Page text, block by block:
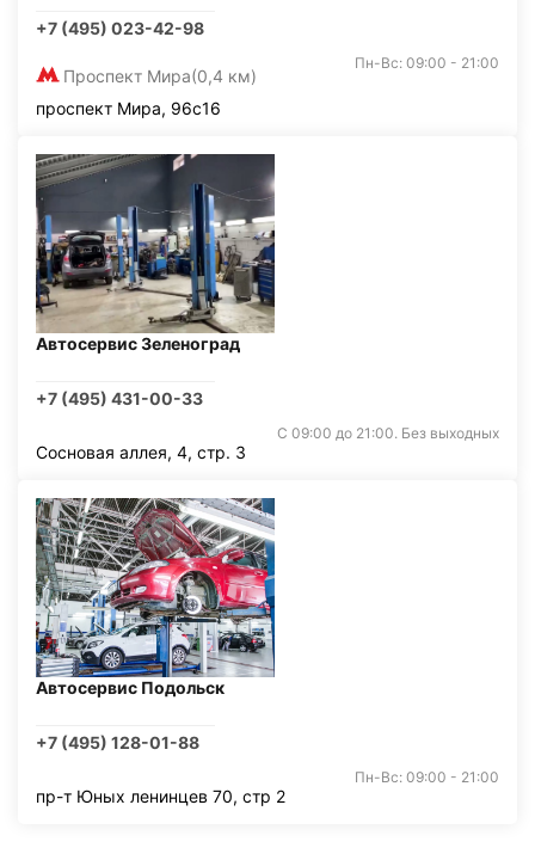
+7 (495) 023-42-98
Проспект Мира(0,4 км)
Пн-Вс: 09:00 - 21:00
проспект Мира, 96с16
Автосервис Зеленоград
+7 (495) 431-00-33
С 09:00 до 21:00. Без выходных
Сосновая аллея, 4, стр. 3
Автосервис Подольск
+7 (495) 128-01-88
Пн-Вс: 09:00 - 21:00
пр-т Юных ленинцев 70, стр 2